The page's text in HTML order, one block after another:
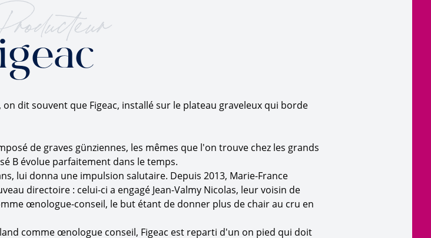
dit souvent que Figeac, installé sur le plateau graveleux qui borde
de graves günziennes, les mêmes que l'on trouve chez les grands
B évolue parfaitement dans le temps.
lui donna une impulsion salutaire. Depuis 2013, Marie-France
directoire : celui-ci a engagé Jean-Valmy Nicolas, leur voisin de
œnologue-conseil, le but étant de donner plus de chair au cru en
comme œnologue conseil, Figeac est reparti d'un on pied qui doit